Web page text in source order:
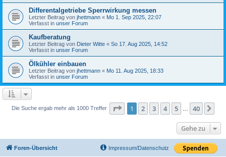
Differentalgetriebe Sperrwirkung messen
Letzter Beitrag von jhettmann « Mo 1. Sep 2025, 22:07
Verfasst in unser Forum
Kaufberatung
Letzter Beitrag von Dieter Witte « So 17. Aug 2025, 14:52
Verfasst in unser Forum
Ölkühler einbauen
Letzter Beitrag von jhettmann « Mo 11. Aug 2025, 18:33
Verfasst in unser Forum
Die Suche ergab mehr als 1000 Treffer Seite 1von 40
1 2 3 4 5 40
Gehe zu
Foren-Übersicht Impressum/Datenschutz